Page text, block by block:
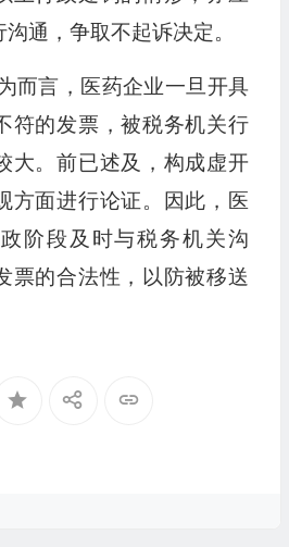
通，争取不起诉决定。
言，医药企业一旦开具
符的发票，被税务机关行
大。前已述及，构成虚开
方面进行论证。因此，医
阶段及时与税务机关沟
票的合法性，以防被移送